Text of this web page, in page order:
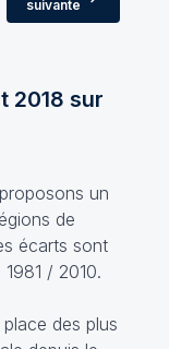
suivante
2018 sur
un
de
écarts sont
/ 2010.
des plus